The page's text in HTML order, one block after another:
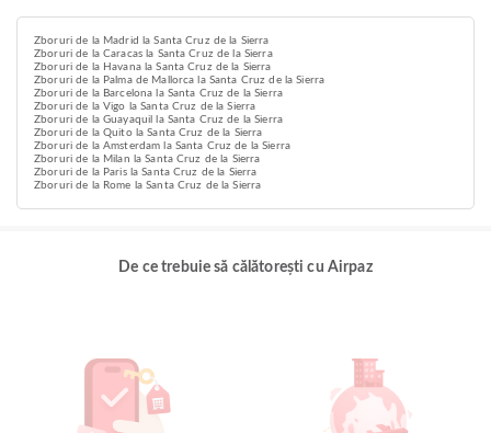
Zboruri de la Madrid la Santa Cruz de la Sierra
Zboruri de la Caracas la Santa Cruz de la Sierra
Zboruri de la Havana la Santa Cruz de la Sierra
Zboruri de la Palma de Mallorca la Santa Cruz de la Sierra
Zboruri de la Barcelona la Santa Cruz de la Sierra
Zboruri de la Vigo la Santa Cruz de la Sierra
Zboruri de la Guayaquil la Santa Cruz de la Sierra
Zboruri de la Quito la Santa Cruz de la Sierra
Zboruri de la Amsterdam la Santa Cruz de la Sierra
Zboruri de la Milan la Santa Cruz de la Sierra
Zboruri de la Paris la Santa Cruz de la Sierra
Zboruri de la Rome la Santa Cruz de la Sierra
De ce trebuie să călătorești cu Airpaz